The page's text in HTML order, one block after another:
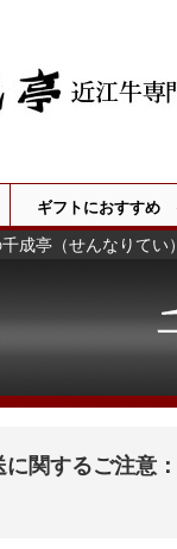
ギフトにおすすめ
成亭（せんなりて
に関するご注意